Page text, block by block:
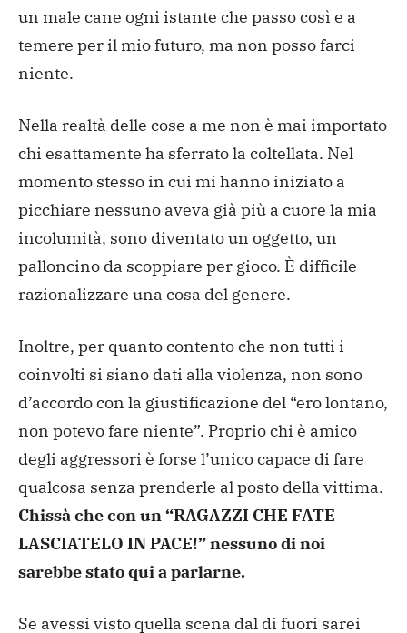
un male cane ogni istante che passo così e a
temere per il mio futuro, ma non posso farci
niente.
Nella realtà delle cose a me non è mai importato
chi esattamente ha sferrato la coltellata. Nel
momento stesso in cui mi hanno iniziato a
picchiare nessuno aveva già più a cuore la mia
incolumità, sono diventato un oggetto, un
palloncino da scoppiare per gioco. È difficile
razionalizzare una cosa del genere.
Inoltre, per quanto contento che non tutti i
coinvolti si siano dati alla violenza, non sono
d’accordo con la giustificazione del “ero lontano,
non potevo fare niente”. Proprio chi è amico
degli aggressori è forse l’unico capace di fare
qualcosa senza prenderle al posto della vittima.
Chissà che con un “RAGAZZI CHE FATE
LASCIATELO IN PACE!” nessuno di noi
sarebbe stato qui a parlarne.
Se avessi visto quella scena dal di fuori sarei